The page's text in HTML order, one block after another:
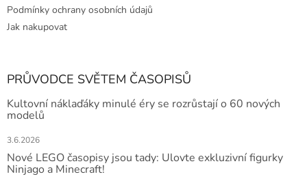
Podmínky ochrany osobních údajů
Jak nakupovat
PRŮVODCE SVĚTEM ČASOPISŮ
Kultovní náklaďáky minulé éry se rozrůstají o 60 nových
modelů
3.6.2026
Nové LEGO časopisy jsou tady: Ulovte exkluzivní figurky
Ninjago a Minecraft!